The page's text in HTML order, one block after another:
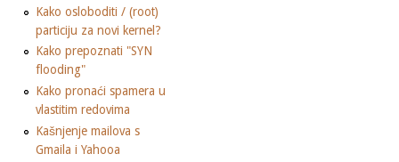
Kako osloboditi / (root)
particiju za novi kernel?
Kako prepoznati "SYN
flooding"
Kako pronaći spamera u
vlastitim redovima
Kašnjenje mailova s
Gmaila i Yahooa